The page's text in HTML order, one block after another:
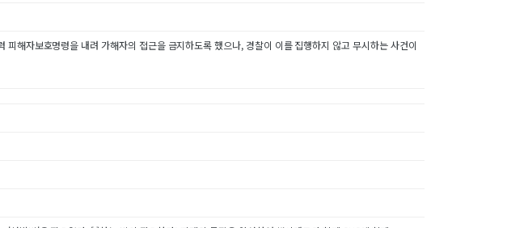
해자보호명령을 내려 가해자의 접근을 금지하도록 했으나, 경찰이 이를 집행하지 않고 무시하는 사건이